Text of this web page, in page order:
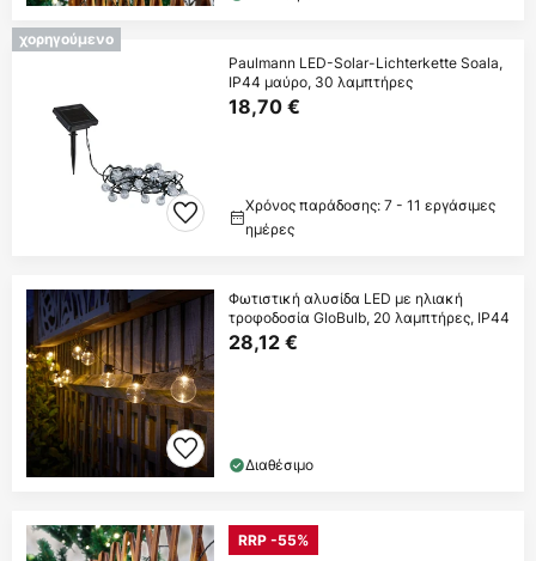
χορηγούμενο
Paulmann LED-Solar-Lichterkette Soala,
IP44 μαύρο, 30 λαμπτήρες
18,70 €
Χρόνος παράδοσης: 7 - 11 εργάσιμες
ημέρες
Φωτιστική αλυσίδα LED με ηλιακή
τροφοδοσία GloBulb, 20 λαμπτήρες, IP44
28,12 €
Διαθέσιμο
RRP -55%